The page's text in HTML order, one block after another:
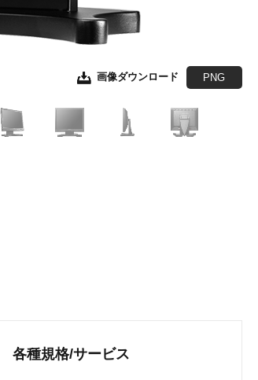
画像ダウンロード PNG
画像ダウンロード JPEG EPS形式
画像ダウンロード JPEG EPS形式
画像ダウンロード JPEG EPS形式
画像ダウンロード JPEG EPS形式
各種規格/サービス